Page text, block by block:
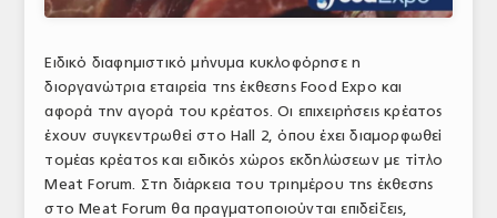
ΕΜΠΟΡΙΚΟΣ ΚΑΤΑΛΟΓΟΣ
ΠΑΡΑΓΩΓΗ & ΕΜΠΟΡΙΑ
ΣΦΑΓΕΙΑ
ΠΡΩΤΕΣ ΥΛΕΣ
Ειδικό διαφημιστικό μήνυμα κυκλοφόρησε η
διοργανώτρια εταιρεία της έκθεσης Food Expo και
αφορά την αγορά του κρέατος. Οι επιχειρήσεις κρέατος
έχουν συγκεντρωθεί στο Hall 2, όπου έχει διαμορφωθεί
τομέας κρέατος και ειδικός χώρος εκδηλώσεων με τίτλο
Meat Forum. Στη διάρκεια του τριημέρου της έκθεσης
στο Meat Forum θα πραγματοποιούνται επιδείξεις,